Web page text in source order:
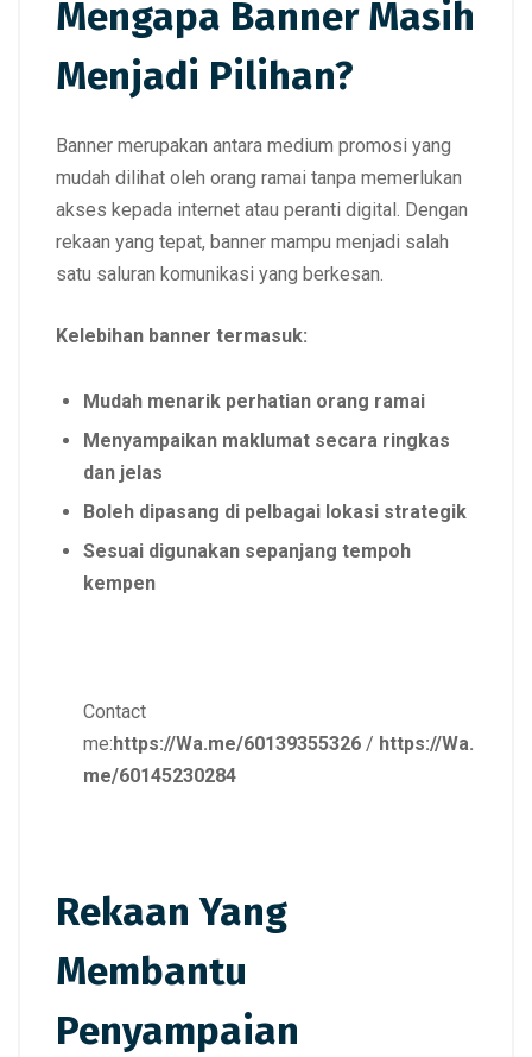
Mengapa Banner Masih
Menjadi Pilihan?
Banner merupakan antara medium promosi yang
mudah dilihat oleh orang ramai tanpa memerlukan
akses kepada internet atau peranti digital. Dengan
rekaan yang tepat, banner mampu menjadi salah
satu saluran komunikasi yang berkesan.
Kelebihan banner termasuk:
Mudah menarik perhatian orang ramai
Menyampaikan maklumat secara ringkas
dan jelas
Boleh dipasang di pelbagai lokasi strategik
Sesuai digunakan sepanjang tempoh
kempen
Contact
me:https://Wa.me/60139355326 / https://Wa.
me/60145230284
Rekaan Yang
Membantu
Penyampaian